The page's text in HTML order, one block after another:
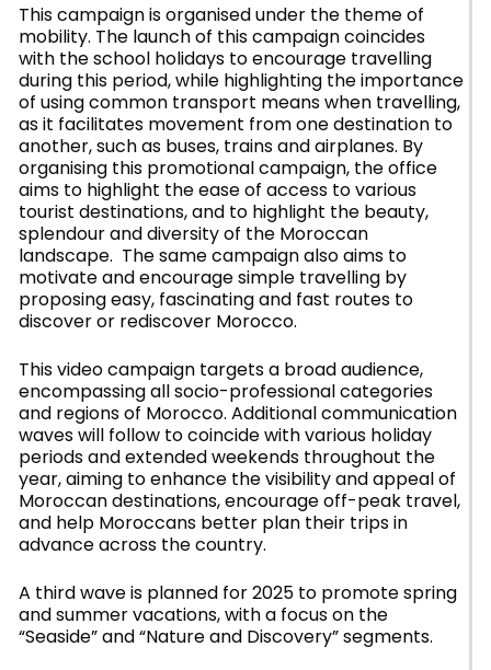
This campaign is organised under the theme of
mobility. The launch of this campaign coincides
with the school holidays to encourage travelling
during this period, while highlighting the importance
of using common transport means when travelling,
as it facilitates movement from one destination to
another, such as buses, trains and airplanes. By
organising this promotional campaign, the office
aims to highlight the ease of access to various
tourist destinations, and to highlight the beauty,
splendour and diversity of the Moroccan
landscape. The same campaign also aims to
motivate and encourage simple travelling by
proposing easy, fascinating and fast routes to
discover or rediscover Morocco.
This video campaign targets a broad audience,
encompassing all socio-professional categories
and regions of Morocco. Additional communication
waves will follow to coincide with various holiday
periods and extended weekends throughout the
year, aiming to enhance the visibility and appeal of
Moroccan destinations, encourage off-peak travel,
and help Moroccans better plan their trips in
advance across the country.
A third wave is planned for 2025 to promote spring
and summer vacations, with a focus on the
“Seaside” and “Nature and Discovery” segments.